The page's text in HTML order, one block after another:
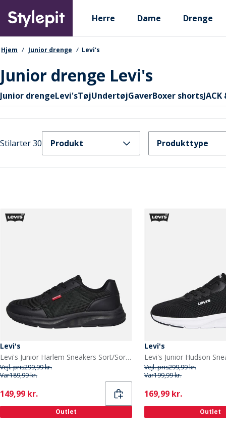
main
content
Primary departments
Herre Dame Drenge
navigationssti
Hjem Junior drenge Levi's
Junior drenge Levi's
Hurtige links
Junior drengeLevi'sTøjUndertøjGaverBoxer shortsJACK
Stilarter 30 Produkt Produkttype
Levi's
Levi's Junior Harlem Sneakers Sort/Sort 0562 Black Black 0562
Vejl. pris299,99 kr.
Var189,99 kr.
Current
149,99 kr.
Outlet
Levi's
Vejl. pris299,99 kr.
Var199,99 kr.
Current
169,99 kr.
Outlet